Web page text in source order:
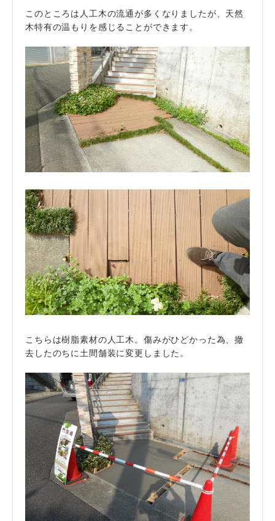
このところは人工木の流通が多くなりましたが、天然
木特有の温もりを感じることができます。
こちらは樹脂素材の人工木。傷みがひどかった為、撤
去したのちに土間舗装に変更しました。